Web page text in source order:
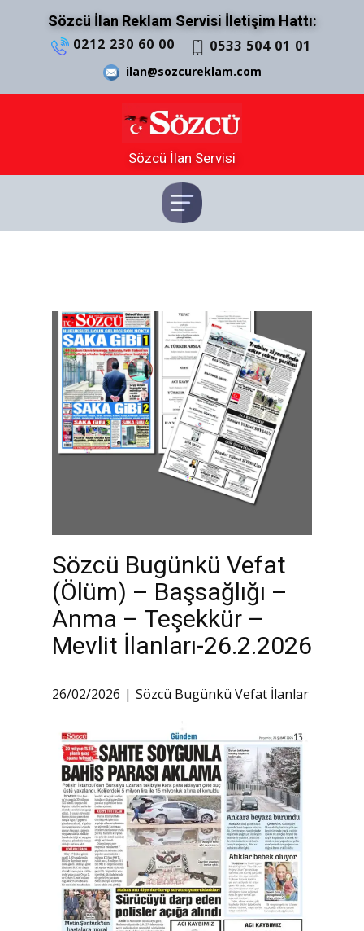
Sözcü İlan Reklam Servisi İletişim Hattı:
0212 230 60 00 0533 504 01 01
ilan@sozcureklam.com
Sözcü İlan Servisi
Sözcü Bugünkü Vefat
(Ölüm) – Başsağlığı –
Anma – Teşekkür –
Mevlit İlanları-26.2.2026
26/02/2026 Sözcü Bugünkü Vefat İlanlar